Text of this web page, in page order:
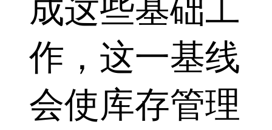
成这些基础工
作，这一基线
会使库存管理